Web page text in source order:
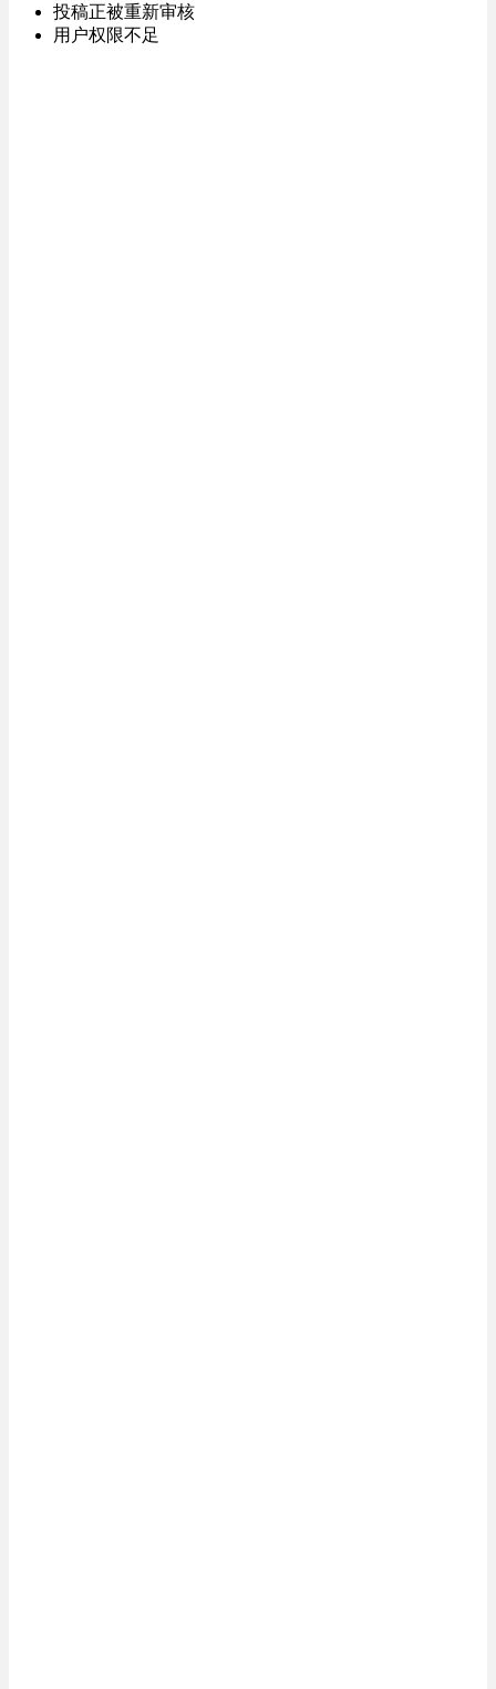
投稿正被重新审核
用户权限不足